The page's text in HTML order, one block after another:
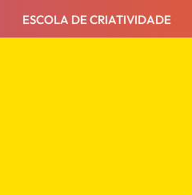
ESCOLA DE CRIATIVIDADE